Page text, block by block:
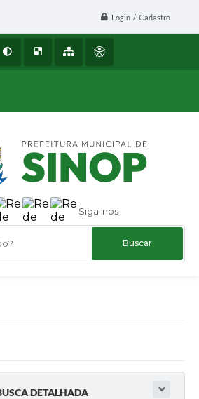
Login / Cadastro
Siga-nos
DETALHADA